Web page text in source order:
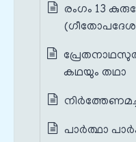
രംഗം 13
കഥയും തഥാ
പാര്‍ത്ഥാ